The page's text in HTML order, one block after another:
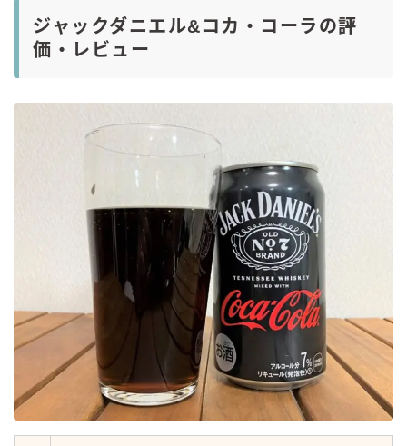
ジャックダニエル&コカ・コーラの評
価・レビュー